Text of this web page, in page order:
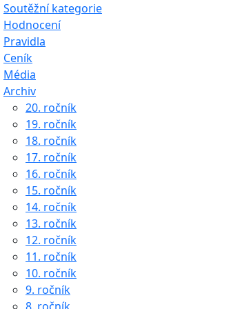
Soutěžní kategorie
Hodnocení
Pravidla
Ceník
Média
Archiv
20. ročník
19. ročník
18. ročník
17. ročník
16. ročník
15. ročník
14. ročník
13. ročník
12. ročník
11. ročník
10. ročník
9. ročník